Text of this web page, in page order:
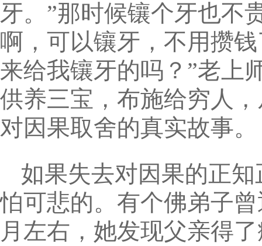
牙。”那时候镶个牙也不
啊，可以镶牙，不用攒
来给我镶牙的吗？”老上
供养三宝，布施给穷人
对因果取舍的真实故事。
如果失去对因果的正
怕可悲的。有个佛弟子
月左右，她发现父亲得